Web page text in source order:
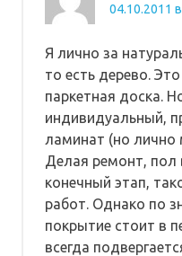
04.10.2011
Я лично за
то есть дерево.
паркетная доска.
индивидуальный,
ламинат (но лично
Делая ремонт, пол
конечный этап,
работ. Однако по
покрытие стоит в
всегда